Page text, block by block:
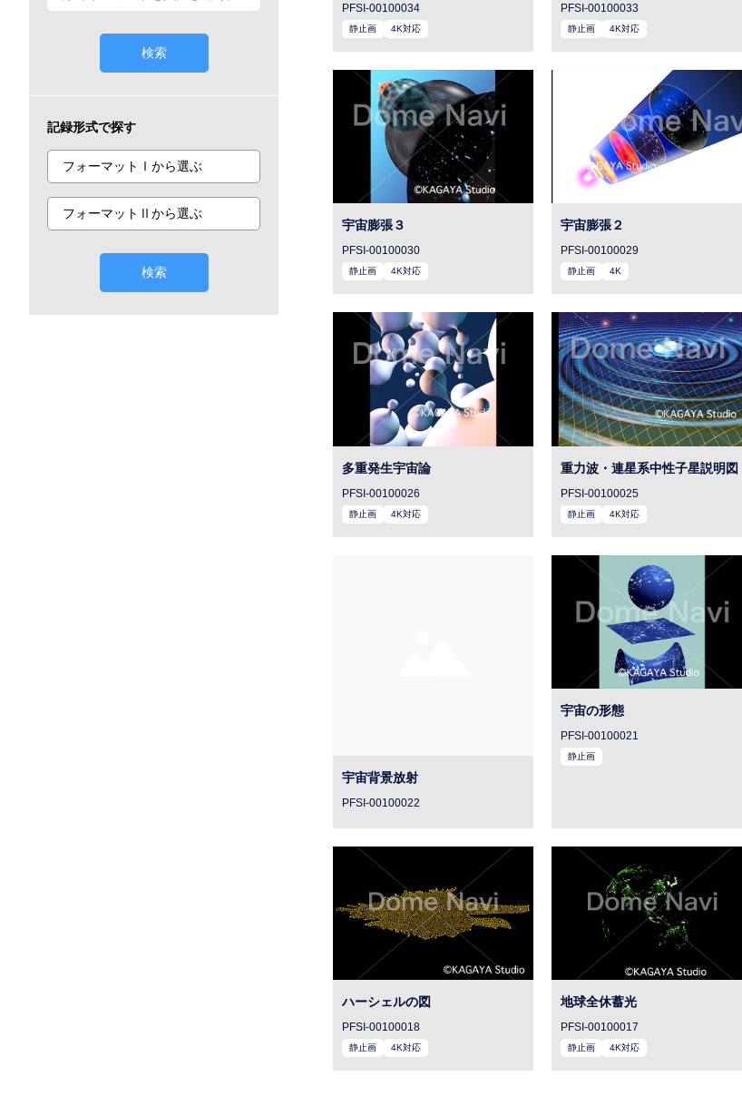
検索
記録形式で探す
検索
PFSI-00100034
静止画 4K対応
PFSI-00100033
静止画 4K対応
宇宙膨張３
PFSI-00100030
静止画 4K対応
宇宙膨張２
PFSI-00100029
静止画 4K
多重発生宇宙論
PFSI-00100026
静止画 4K対応
重力波・連星系中性子星説明図
PFSI-00100025
静止画 4K対応
宇宙背景放射
PFSI-00100022
宇宙の形態
PFSI-00100021
静止画
ハーシェルの図
PFSI-00100018
静止画 4K対応
地球全休蓄光
PFSI-00100017
静止画 4K対応